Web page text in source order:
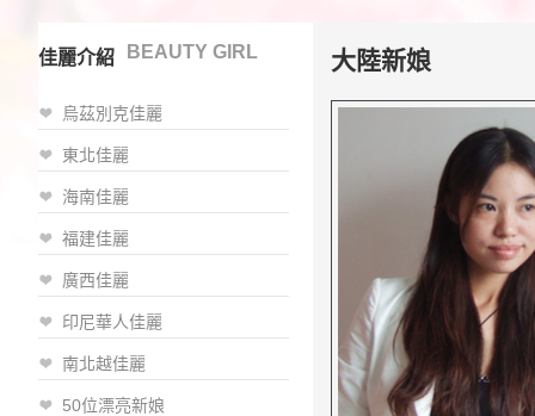
佳麗介紹 BEAUTY GIRL
烏茲別克佳麗
東北佳麗
海南佳麗
福建佳麗
廣西佳麗
印尼華人佳麗
南北越佳麗
50位漂亮新娘
大陸新娘